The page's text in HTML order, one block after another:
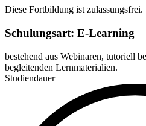
Diese Fortbildung ist zulassungsfrei.
Schulungsart: E-Learning
bestehend aus Webinaren, tutoriell
begleitenden Lernmaterialien.
Studiendauer